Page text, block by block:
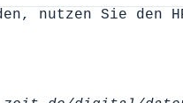
nutzen Sie den